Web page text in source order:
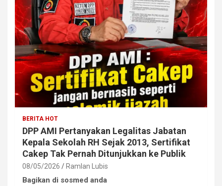
BERITA HOT
DPP AMI Pertanyakan Legalitas Jabatan
Kepala Sekolah RH Sejak 2013, Sertifikat
Cakep Tak Pernah Ditunjukkan ke Publik
08/05/2026 Ramlan Lubis
Bagikan di sosmed anda